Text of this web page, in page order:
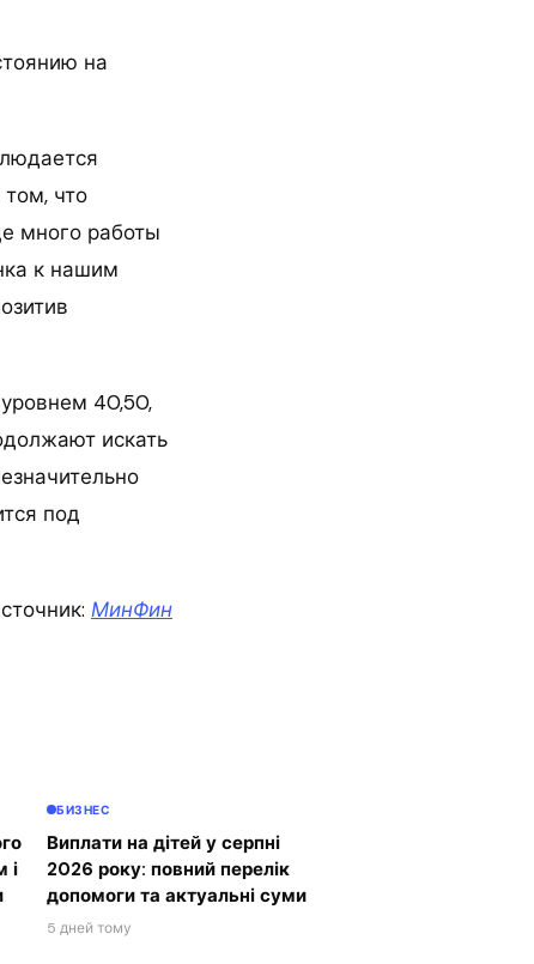
на
что
много работы
к нашим
40,50,
искать
под
МинФин
і
БИЗНЕС
Виплати на дітей у серпні
2026 року: повний перелік
допомоги та актуальні суми
5 дней тому